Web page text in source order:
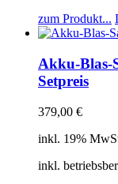
zum Produkt...
Akku-Blas-
Setpreis
379,00 €
inkl. 19%
inkl.